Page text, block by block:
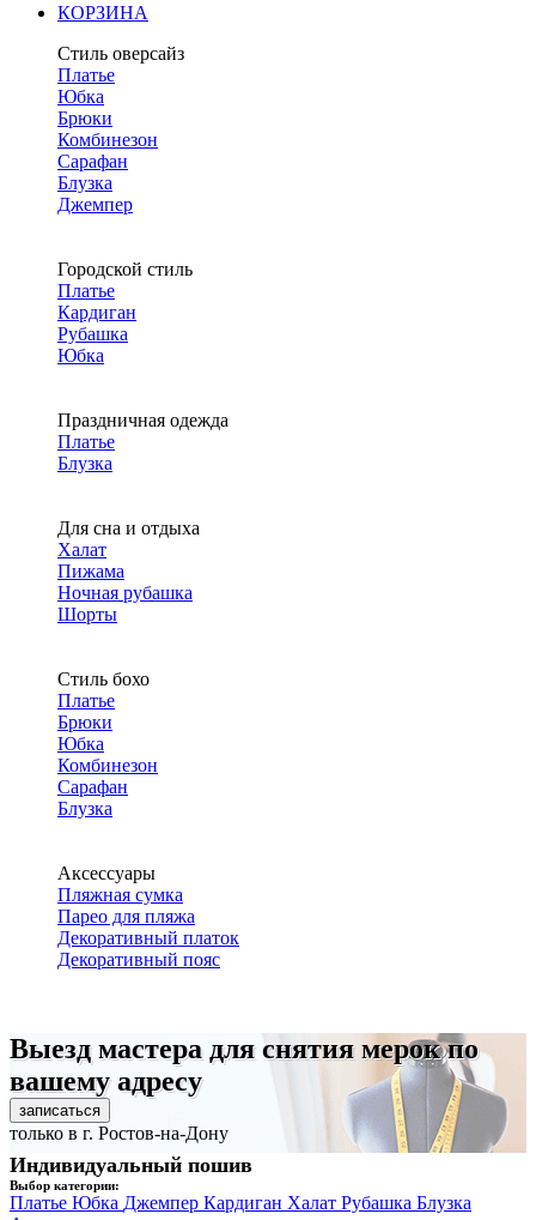
КОРЗИНА
Стиль оверсайз
Платье
Юбка
Брюки
Комбинезон
Сарафан
Блузка
Джемпер
Городской стиль
Платье
Кардиган
Рубашка
Юбка
Праздничная одежда
Платье
Блузка
Для сна и отдыха
Халат
Пижама
Ночная рубашка
Шорты
Стиль бохо
Платье
Брюки
Юбка
Комбинезон
Сарафан
Блузка
Аксессуары
Пляжная сумка
Парео для пляжа
Декоративный платок
Декоративный пояс
Выезд мастера для снятия мерок по
вашему адресу
записаться
только в г. Ростов-на-Дону
Индивидуальный пошив
Выбор категории:
Платье Юбка Джемпер Кардиган Халат Рубашка Блузка